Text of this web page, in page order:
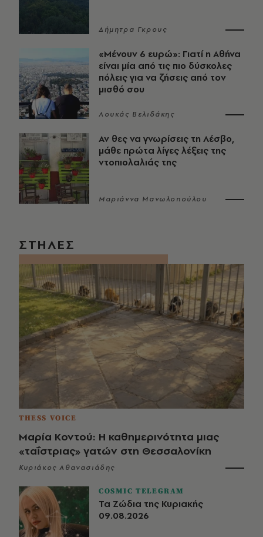
Δήμητρα Γκρους
«Μένουν 6 ευρώ»: Γιατί η Αθήνα
είναι μία από τις πιο δύσκολες
πόλεις για να ζήσεις από τον
μισθό σου
Λουκάς Βελιδάκης
Αν θες να γνωρίσεις τη Λέσβο,
μάθε πρώτα λίγες λέξεις της
ντοπιολαλιάς της
Μαριάννα Μανωλοπούλου
ΣΤΗΛΕΣ
THESS VOICE
Μαρία Κοντού: Η καθημερινότητα μιας
«ταΐστριας» γατών στη Θεσσαλονίκη
Κυριάκος Αθανασιάδης
COSMIC TELEGRAM
Τα Ζώδια της Κυριακής
09.08.2026